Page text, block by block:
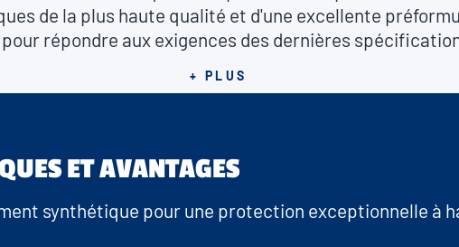
v
e
s
p
a
e
l
de la plus haute qualité et d'une excellente
répondre aux exigences des dernières
pour véhicules européens SAE 0W-30 est
+ PLUS
ET AVANTAGES
synthétique pour une protection exceptionnelle à